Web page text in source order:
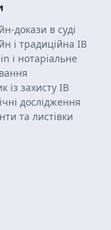
докази в суді
і традиційна ІВ
і нотаріальне
із захисту ІВ
дослідження
та листівки